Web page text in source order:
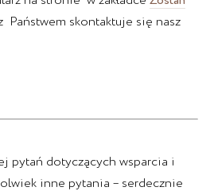
Państwem skontaktuje się nasz
pytań dotyczących wsparcia i
inne pytania – serdecznie